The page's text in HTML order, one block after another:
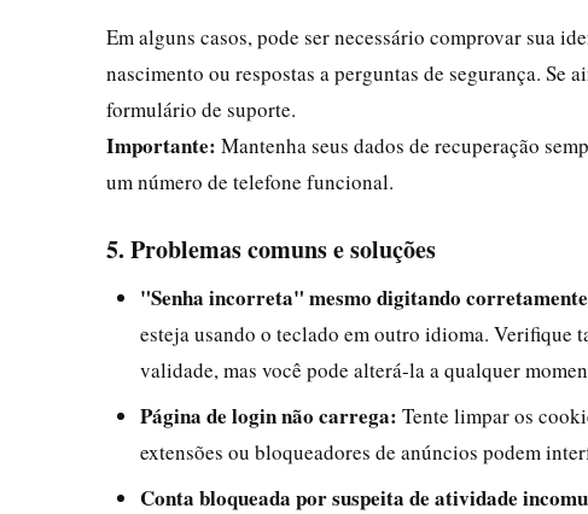
Em alguns casos, pode ser necessário comprovar sua
nascimento ou respostas a perguntas de segurança.
formulário de suporte.
Importante: Mantenha seus dados de recuperação
um número de telefone funcional.
5. Problemas comuns e soluções
"Senha incorreta" mesmo digitando
esteja usando o teclado em outro idioma. Verifique
validade, mas você pode alterá-la a qualquer
Página de login não carrega: Tente limpar os
extensões ou bloqueadores de anúncios podem
Conta bloqueada por suspeita de atividade